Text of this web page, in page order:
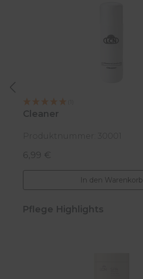
Cleaner
Produktnummer: 30001
Regulärer Preis:
6,99 €
In den Warenkorb
Produktgalerie überspringen
Pflege Highlights